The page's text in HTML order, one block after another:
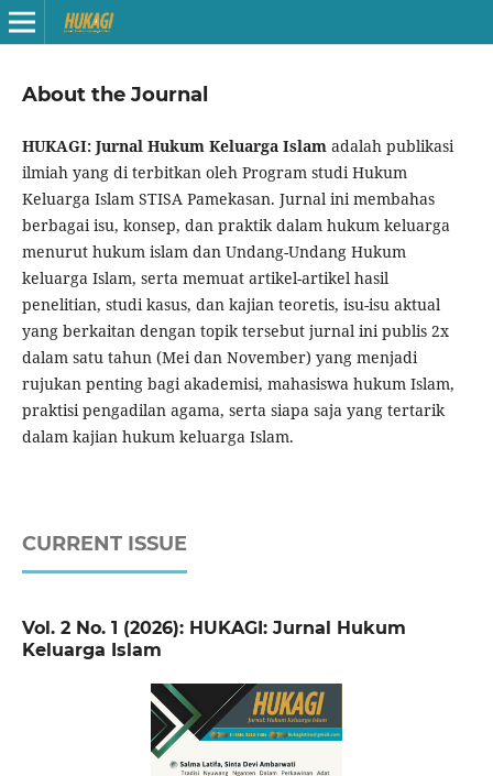
About the Journal
HUKAGI: Jurnal Hukum Keluarga Islamadalah publikasi
ilmiah yang di terbitkan oleh Program studi Hukum
Keluarga Islam STISA Pamekasan. Jurnal ini membahas
berbagai isu, konsep, dan praktik dalam hukum keluarga
menurut hukum islam dan Undang-Undang Hukum
keluarga Islam, serta memuat artikel-artikel hasil
penelitian, studi kasus, dan kajian teoretis, isu-isu aktual
yang berkaitan dengan topik tersebut jurnal ini publis 2x
dalam satu tahun (Mei dan November) yang menjadi
rujukan penting bagi akademisi, mahasiswa hukum Islam,
praktisi pengadilan agama, serta siapa saja yang tertarik
dalam kajian hukum keluarga Islam.
CURRENT ISSUE
Vol. 2 No. 1 (2026): HUKAGI: Jurnal Hukum
Keluarga Islam